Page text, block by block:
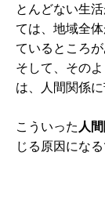
とんどない生
ては、地域全
ているところが
そして、その
は、人間関係
こういった 人
じる原因になる